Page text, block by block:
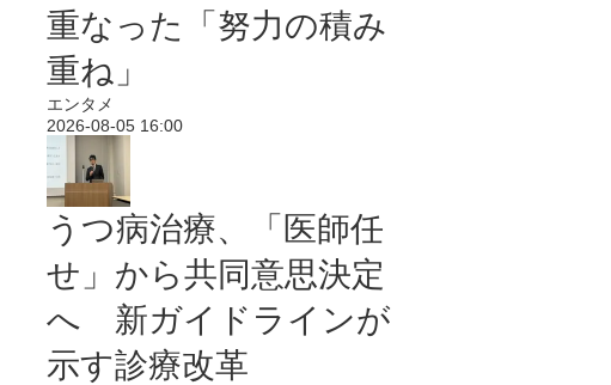
重なった「努力の積み
重ね」
エンタメ
2026-08-05 16:00
うつ病治療、「医師任
せ」から共同意思決定
へ 新ガイドラインが
示す診療改革